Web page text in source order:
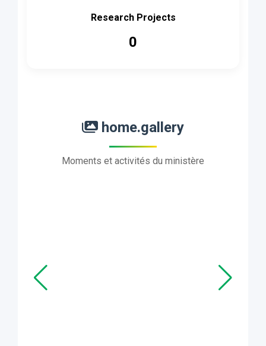
Research Projects
0
home.gallery
Moments et activités du ministère